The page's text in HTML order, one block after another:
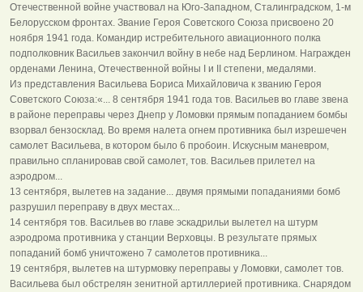
Отечественной войне участвовал на Юго-Западном, Сталинградском, 1-м
Белорусском фронтах. Звание Героя Советского Союза присвоено 20
ноября 1941 года. Командир истребительного авиационного полка
подполковник Васильев закончил войну в небе над Берлином. Награжден
орденами Ленина, Отечественной войны I и II степени, медалями.
Из представления Васильева Бориса Михайловича к званию Героя
Советского Союза:«... 8 сентября 1941 года тов. Васильев во главе звена
в районе переправы через Днепр у Ломовки прямым попаданием бомбы
взорвал бензосклад. Во время налета огнем противника был изрешечен
самолет Васильева, в котором было 6 пробоин. Искусным маневром,
правильно спланировав свой самолет, тов. Васильев прилетел на
аэродром...
13 сентября, вылетев на задание... двумя прямыми попаданиями бомб
разрушил переправу в двух местах...
14 сентября тов. Васильев во главе эскадрильи вылетел на штурм
аэродрома противника у станции Верховцы. В результате прямых
попаданий бомб уничтожено 7 самолетов противника...
19 сентября, вылетев на штурмовку переправы у Ломовки, самолет тов.
Васильева был обстрелян зенитной артиллерией противника. Снарядом